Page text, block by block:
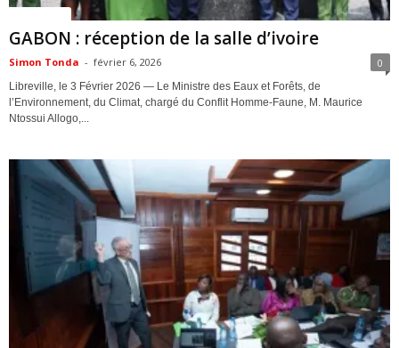
GABON : réception de la salle d’ivoire
Simon Tonda - février 6, 2026 0
Libreville, le 3 Février 2026 — Le Ministre des Eaux et Forêts, de
l’Environnement, du Climat, chargé du Conflit Homme-Faune, M. Maurice
Ntossui Allogo,...